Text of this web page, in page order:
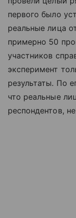
первого было
реальные лица
примерно 50
участников
эксперимент
результаты. По
что реальные
респондентов,